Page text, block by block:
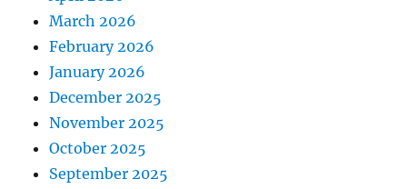
March 2026
February 2026
January 2026
December 2025
November 2025
October 2025
September 2025